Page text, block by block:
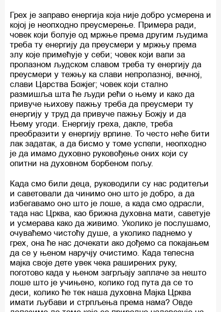
Грех је заправо енергија која није добро усмерена и
којој је неопходно преусмерење. Примера ради,
човек који болује од мржње према другим људима
треба ту енергију да преусмери у мржњу према
злу које примећује у себи; човек који вапи за
пролазном људском славом треба ту енергију да
преусмери у тежњу ка слави непролазној, вечној,
слави Царства Божјег; човек који стално
размишља шта ће људи рећи о њему и како да
привуче њихову пажњу треба да преусмери ту
енергију у труд да привуче пажњу Божју и да
Њему угоди. Енергију греха, дакле, треба
преобразити у енергију врлине. То често неће бити
лак задатак, а да бисмо у томе успели, неопходно
је да имамо духовно руковођење оних који су
опитни на духовном борбеном пољу.
Када смо били деца, руководили су нас родитељи
и саветовали да чинимо оно што је добро, а да
избегавамо оно што је лоше, а када смо одрасли,
тада нас Црква, као брижна духовна мати, саветује
и усмерава како да живимо. Уколико је послушамо,
очуваћемо чистоћу душе, а уколико паднемо у
грех, она ће нас дочекати ако дођемо са покајањем
да се у њеном наручју очистимо. Када телесна
мајка своје дете увек чека раширених руку,
поготово када у њеном загрљају заплаче за нешто
лоше што је учињено, колико год пута да се то
деси, колико ће тек наша духовна Мајка Црква
имати љубави и стрпљења према нама? Овде